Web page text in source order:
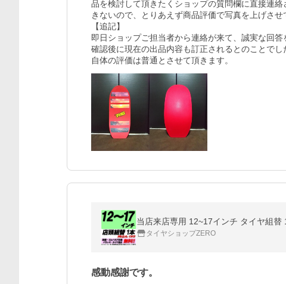
品を検討して頂きたくショップの質問欄に直接連
きないので、とりあえず商品評価で写真を上げさせ
【追記】
即日ショップご担当者から連絡が来て、誠実な回
確認後に現在の出品内容も訂正されるとのことで
自体の評価は普通とさせて頂きます。
当店来店専用 12~17インチ タイヤ組
タイヤショップZERO
感動感謝です。